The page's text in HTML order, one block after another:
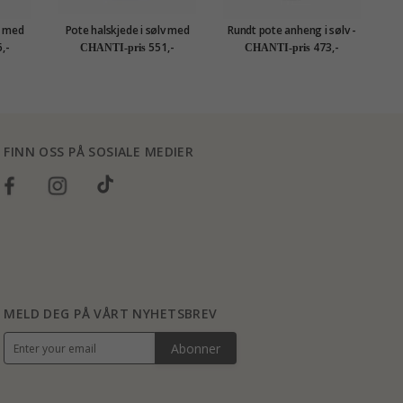
Pote halskjede i sølv med
anheng i sølv
CHANTI-pris 551,-
Rundt pote anheng i sølv -
Little Ones
CHANTI-pris 473,-
FINN OSS PÅ SOSIALE MEDIER
MELD DEG PÅ VÅRT NYHETSBREV
Abonner